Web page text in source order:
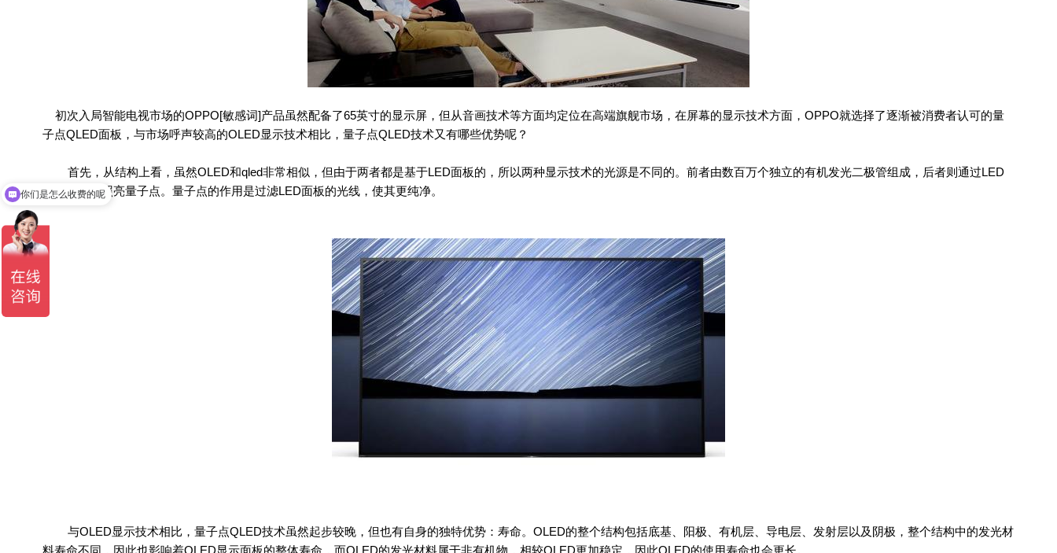
初次入局智能电视市场的OPPO[敏感词]产品虽然配备了65英寸的显示屏，但从音画技术等方面均定位在高端旗舰市场，在屏幕的显示技术方面，OPPO就选择了逐渐被消费者认可的量
子点QLED面板，与市场呼声较高的OLED显示技术相比，量子点QLED技术又有哪些优势呢？
首先，从结构上看，虽然OLED和qled非常相似，但由于两者都是基于LED面板的，所以两种显示技术的光源是不同的。前者由数百万个独立的有机发光二极管组成，后者则通过LED
面板的亮度照亮量子点。量子点的作用是过滤LED面板的光线，使其更纯净。
与OLED显示技术相比，量子点QLED技术虽然起步较晚，但也有自身的独特优势：寿命。OLED的整个结构包括底基、阳极、有机层、导电层、发射层以及阴极，整个结构中的发光材
料寿命不同，因此也影响着OLED显示面板的整体寿命，而QLED的发光材料属于非有机物，相较OLED更加稳定，因此QLED的使用寿命也会更长。
你们是怎么收费的呢
现在有优惠活动吗